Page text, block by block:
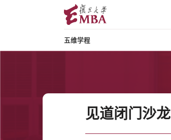
五维学程
见道闭门沙龙